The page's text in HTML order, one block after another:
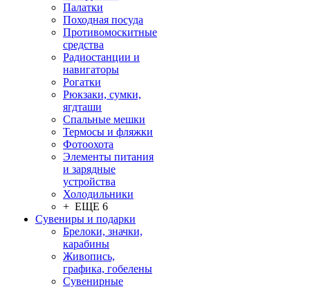
Палатки
Походная посуда
Противомоскитные
средства
Радиостанции и
навигаторы
Рогатки
Рюкзаки, сумки,
ягдташи
Спальные мешки
Термосы и фляжки
Фотоохота
Элементы питания
и зарядные
устройства
Холодильники
+ ЕЩЕ 6
Сувениры и подарки
Брелоки, значки,
карабины
Живопись,
графика, гобелены
Сувенирные